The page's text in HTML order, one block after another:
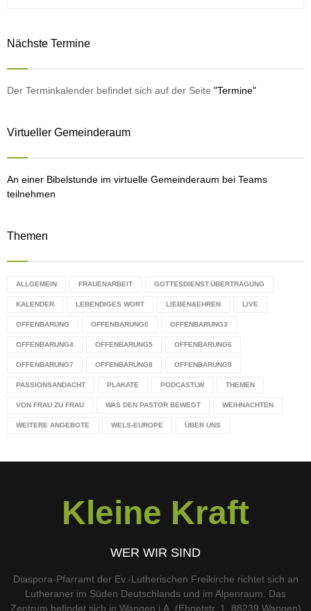
c
o
Nächste Termine
Der Terminkalender befindet sich auf der Seite "Termine"
Virtueller Gemeinderaum
An einer Bibelstunde im virtuelle Gemeinderaum bei Teams
teilnehmen
Themen
ALLGEMEIN FRAUENARBEIT GOTTESDIENST.ÜBERTRAGUNG
KALENDER LEBENDIGES WORT LIEBEN&EHREN LIVE
OFFENBARUNG OFFENBARUNG0 OFFENBARUNG3
OFFENBARUNG4 OFFENBARUNG5 OFFENBARUNG6
OFFENBARUNG7 OFFENBARUNG8 OFFENBARUNG9
PASSIONSANDACHT PLAKATE PODCASTLW THEMEN
VON FRAU ZU FRAU WAS DEN PASTOR BEWEGT WEIHNACHTEN
WEITERE ANGEBOTE WELS-EUROPE ÜBER UNS
Kleine Kraft
WER WIR SIND
Diaspora-Pfarramt der Ev.-Lutherischen Freikirche richtet sich an
Lutheraner im Süden Deutschlands und im Alpenraum. Das
Zentrum befindet sich in Wangen i.A. (Ebnetstr. 1, 88239 Wangen)